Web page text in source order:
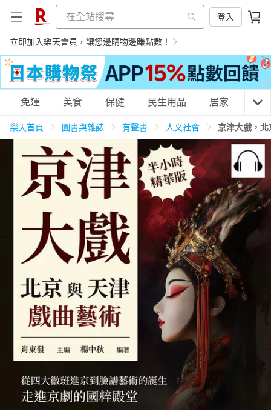
登入
立即加入樂天會員，讓您邊購物邊賺點數！
購物網分類
天天免運 美食蛋糕 養生保健 民生用品
居家生活 3C家電 運動休閒 親子玩具
男裝 化妝保養 情趣用品
日本購物 電子/紙本書
HOT
免運 美食 保健 民生用品 居家 3C
樂天首頁 圖書與雜誌 有聲書 人文社會 京津大戲，